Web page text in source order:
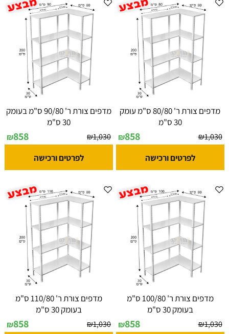
מדפים צורת ר' 80/80 ס"מ עומק
30 ס"מ
₪1,030
₪858
לפרטים ורכישה
מדפים צורת ר' 90/80 ס"מ בעומק
30 ס"מ
₪1,030
₪858
לפרטים ורכישה
מדפים צורת ר' 100/80 ס"מ
בעומק 30 ס"מ
₪1,030
₪858
מדפים צורת ר' 110/80 ס"מ
בעומק 30 ס"מ
₪1,030
₪858